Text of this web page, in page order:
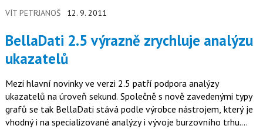
VÍT PETRJANOŠ 12. 9. 2011
BellaDati 2.5 výrazně zrychluje analýzu
ukazatelů
Mezi hlavní novinky ve verzi 2.5 patří podpora analýzy
ukazatelů na úroveň sekund. Společně s nově zavedenými typy
grafů se tak BellaDati stává podle výrobce nástrojem, který je
vhodný i na specializované analýzy i vývoje burzovního trhu.